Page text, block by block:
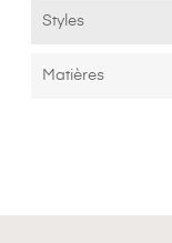
Styles
Matières